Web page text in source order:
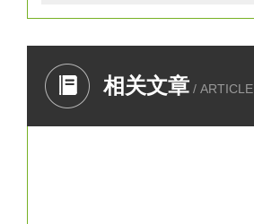
相关文章 / ARTICLE